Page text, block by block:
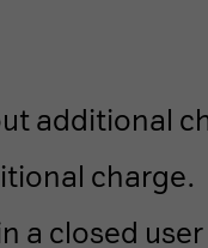
additional
charge.
a closed